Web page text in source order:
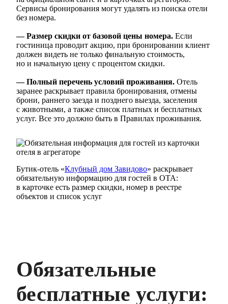
Сервисы бронирования могут удалять из поиска отели
без номера.
— Размер скидки от базовой цены номера. Если
гостиница проводит акцию, при бронировании клиент
должен видеть не только финальную стоимость,
но и начальную цену с процентом скидки.
— Полный перечень условий проживания. Отель
заранее раскрывает правила бронирования, отмены
брони, раннего заезда и позднего выезда, заселения
с животными, а также список платных и бесплатных
услуг. Все это должно быть в Правилах проживания.
Бутик-отель «Клубный дом Завидово» раскрывает
обязательную информацию для гостей в ОТА:
в карточке есть размер скидки, номер в реестре
объектов и список услуг
Обязательные
бесплатные услуги: